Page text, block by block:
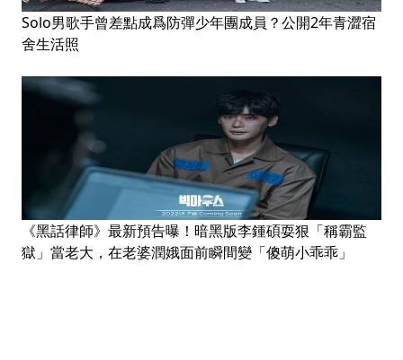
Solo男歌手曾差點成爲防彈少年團成員？公開2年青澀宿
舍生活照
《黑話律師》最新預告曝！暗黑版李鍾碩耍狠「稱霸監
獄」當老大，在老婆潤娥面前瞬間變「傻萌小乖乖」